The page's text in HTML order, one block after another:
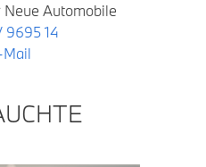
Automobile
9695 14
Mail